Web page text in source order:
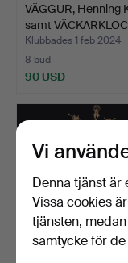
VÄGGUR, Henning
samt
Klubbades 1 feb 2024
8 bud
90 USD
Vi
Denna tjänst är
Vissa cookies
tjänsten,
samtycke för